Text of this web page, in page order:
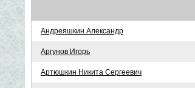
Андреяшкин Александр
Аргунов Игорь
Артюшкин Никита Сергеевич